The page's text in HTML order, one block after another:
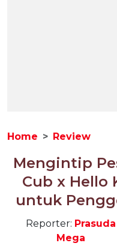
Home Review
Mengintip
Cub x Hello
untuk
Reporter: Prasuda
Mega